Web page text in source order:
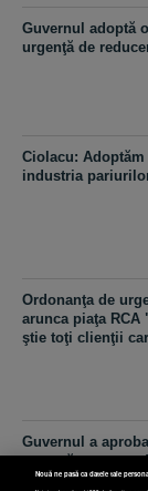
Guvernul adoptă
urgenţă de
Ciolacu: Adoptăm
industria
Ordonanţa de
arunca piaţa RCA
ştie toţi clienţii
Guvernul a
urgenţă pentru
bugetare
Nouă ne pasă ca datele tale